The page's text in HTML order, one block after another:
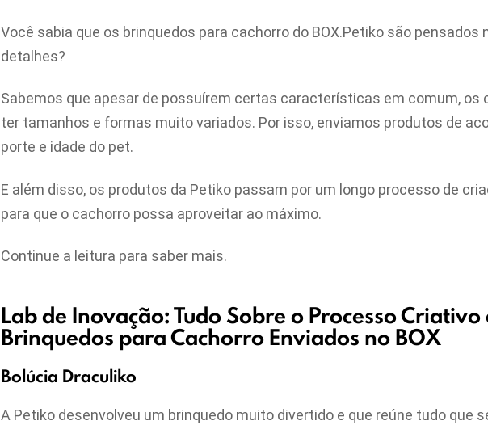
Você sabia que os brinquedos para cachorro do BOX.Petiko são pensados
detalhes?
Sabemos que apesar de possuírem certas características em comum, os
ter tamanhos e formas muito variados. Por isso, enviamos produtos de
porte e idade do pet.
E além disso, os produtos da Petiko passam por um longo processo de
para que o cachorro possa aproveitar ao máximo.
Continue a leitura para saber mais.
Lab de Inovação: Tudo Sobre o Processo Criativo
Brinquedos para Cachorro Enviados no BOX
Bolúcia Draculiko
A Petiko desenvolveu um brinquedo muito divertido e que reúne tudo que